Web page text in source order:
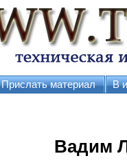
Прислать материал В
Вадим